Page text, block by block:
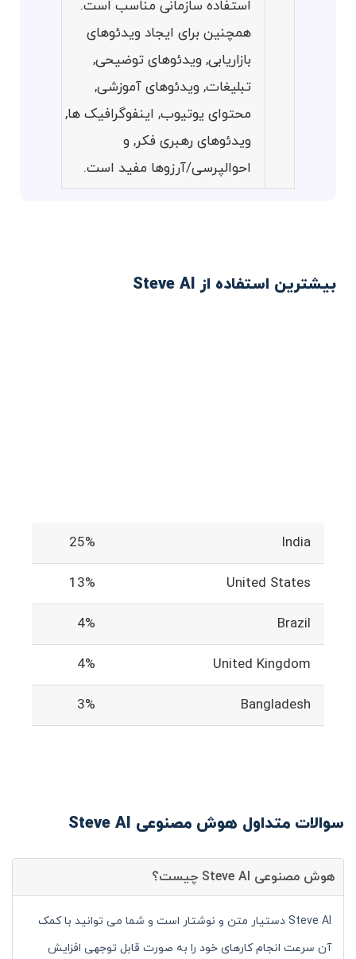
استفاده سازمانی مناسب است.
همچنین برای ایجاد ویدئوهای
بازاریابی, ویدئوهای توضیحی,
تبلیغات, ویدئوهای آموزشی,
محتوای یوتیوب, اینفوگرافیک ها,
ویدئوهای رهبری فکر, و
احوالپرسی/آرزوها مفید است.
بیشترین استفاده از Steve AI
India
25%
United States
13%
Brazil
4%
United Kingdom
4%
Bangladesh
3%
سوالات متداول هوش مصنوعی Steve AI
هوش مصنوعی Steve AI چیست؟
Steve AI دستیار متن و نوشتار است و شما می توانید با کمک
آن سرعت انجام کارهای خود را به صورت قابل توجهی افزایش